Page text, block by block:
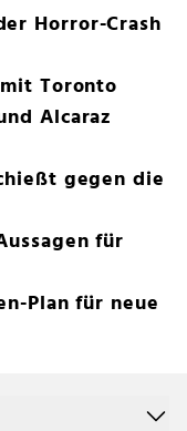
Horror-Crash
Toronto
Alcaraz
gegen die
für
Plan für neue